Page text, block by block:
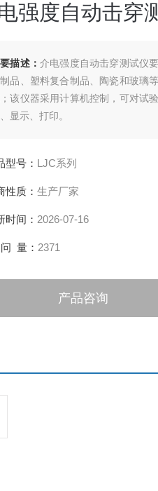
强度自动击穿
描述： 介电强度自动击穿测试仪
品、塑料复合制品、陶瓷和玻璃
该仪器采用计算机控制，可对试
显示、打印。
型号： LJC系列
性质： 生产厂家
时间： 2026-07-16
量： 2371
产品咨询